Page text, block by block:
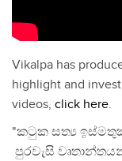
Vikalpa has
highlight and
videos, click here.
"කටුක සත්‍ය
පුරවැසි